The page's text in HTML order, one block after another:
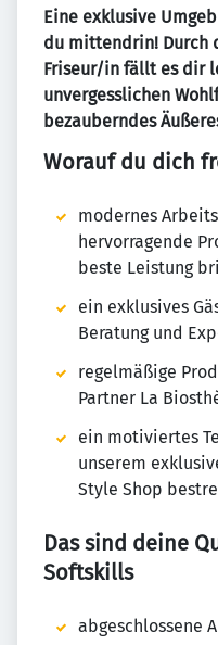
Eine exklusive
du mittendrin! Durch
Friseur/in fällt es dir
unvergesslichen
bezauberndes
Worauf du dich
modernes
hervorragende
beste Leistung
ein exklusives
Beratung und
regelmäßige
Partner La
ein motiviertes
unserem
Style Shop
Das sind deine
Softskills
abgeschlossene